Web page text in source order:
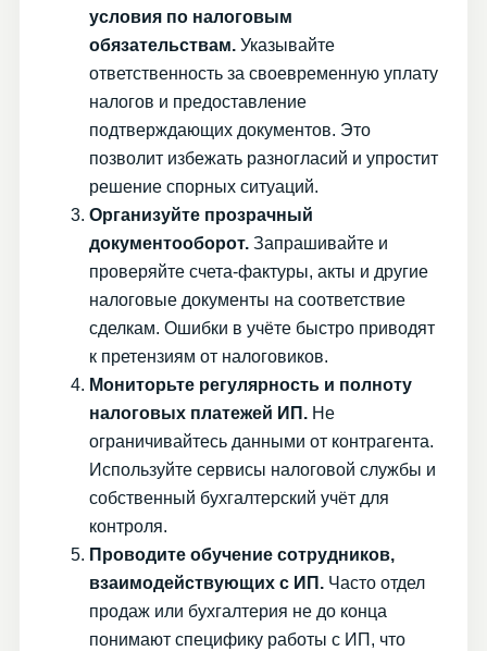
условия по налоговым
обязательствам. Указывайте
ответственность за своевременную уплату
налогов и предоставление
подтверждающих документов. Это
позволит избежать разногласий и упростит
решение спорных ситуаций.
Организуйте прозрачный
документооборот. Запрашивайте и
проверяйте счета-фактуры, акты и другие
налоговые документы на соответствие
сделкам. Ошибки в учёте быстро приводят
к претензиям от налоговиков.
Мониторьте регулярность и полноту
налоговых платежей ИП. Не
ограничивайтесь данными от контрагента.
Используйте сервисы налоговой службы и
собственный бухгалтерский учёт для
контроля.
Проводите обучение сотрудников,
взаимодействующих с ИП. Часто отдел
продаж или бухгалтерия не до конца
понимают специфику работы с ИП, что